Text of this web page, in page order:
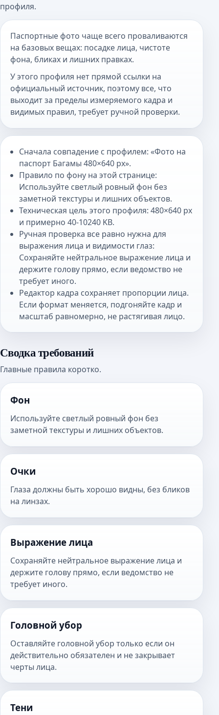
профиля.
Паспортные фото чаще всего проваливаются
на базовых вещах: посадке лица, чистоте
фона, бликах и лишних правках.
У этого профиля нет прямой ссылки на
официальный источник, поэтому все, что
выходит за пределы измеряемого кадра и
видимых правил, требует ручной проверки.
Сначала совпадение с профилем: «Фото на
паспорт Багамы 480×640 px».
Правило по фону на этой странице:
Используйте светлый ровный фон без
заметной текстуры и лишних объектов.
Техническая цель этого профиля: 480×640 px
и примерно 40-10240 KB.
Ручная проверка все равно нужна для
выражения лица и видимости глаз:
Сохраняйте нейтральное выражение лица и
держите голову прямо, если ведомство не
требует иного.
Редактор кадра сохраняет пропорции лица.
Если формат меняется, подгоняйте кадр и
масштаб равномерно, не растягивая лицо.
Сводка требований
Главные правила коротко.
Фон
Используйте светлый ровный фон без
заметной текстуры и лишних объектов.
Очки
Глаза должны быть хорошо видны, без бликов
на линзах.
Выражение лица
Сохраняйте нейтральное выражение лица и
держите голову прямо, если ведомство не
требует иного.
Головной убор
Оставляйте головной убор только если он
действительно обязателен и не закрывает
черты лица.
Тени